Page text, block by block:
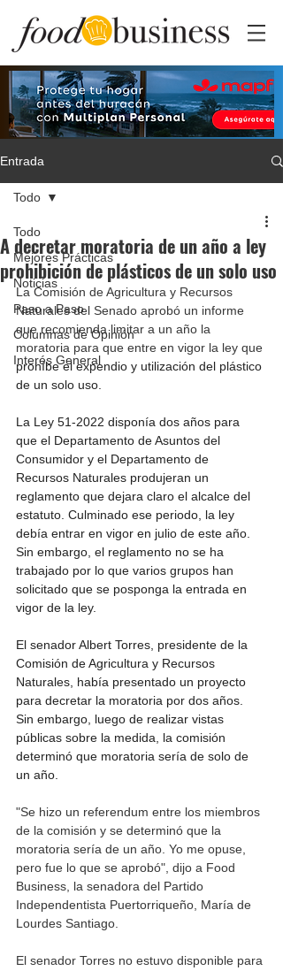
Entrada
Todo
Mejores Prácticas
Noticias
Paso a Paso
Columnas de Opinión
Interés General
Todo
A decretar moratoria de un año a ley
prohibición de plásticos de un solo uso
La Comisión de Agricultura y Recursos
Naturales del Senado aprobó un informe
que recomienda limitar a un año la
moratoria para que entre en vigor la ley que
prohíbe el expendio y utilización del plástico
de un solo uso.
La Ley 51-2022 disponía dos años para
que el Departamento de Asuntos del
Consumidor y el Departamento de
Recursos Naturales produjeran un
reglamento que dejara claro el alcalce del
estatuto. Culminado ese periodo, la ley
debía entrar en vigor en julio de este año.
Sin embargo, el reglamento no se ha
trabajado por lo que varios grupos han
solicitado que se posponga la entrada en
vigor de la ley.
El senador Albert Torres, presidente de la
Comisión de Agricultura y Recursos
Naturales, había presentado un proyecto
para decretar la moratoria por dos años.
Sin embargo, luego de realizar vistas
públicas sobre la medida, la comisión
determinó que moratoria sería de solo de
un año.
"Se hizo un referendum entre los miembros
de la comisión y se determinó que la
moratoria sería de un año. Yo me opuse,
pero fue lo que se aprobó", dijo a Food
Business, la senadora del Partido
Independentista Puertorriqueño, María de
Lourdes Santiago.
El senador Torres no estuvo disponible para